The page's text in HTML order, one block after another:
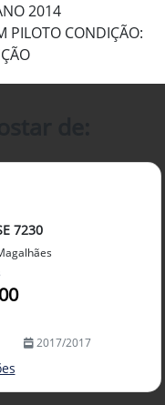
2014
PILOTO CONDIÇÃO:
7230
2017/2017